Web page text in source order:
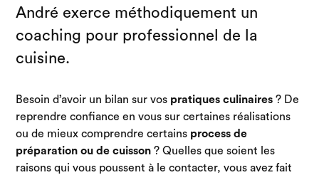
André exerce méthodiquement un
coaching pour professionnel de la
cuisine.
Besoin d’avoir un bilan sur vos pratiques culinaires ? De
reprendre confiance en vous sur certaines réalisations
ou de mieux comprendre certains process de
préparation ou de cuisson ? Quelles que soient les
raisons qui vous poussent à le contacter, vous avez fait